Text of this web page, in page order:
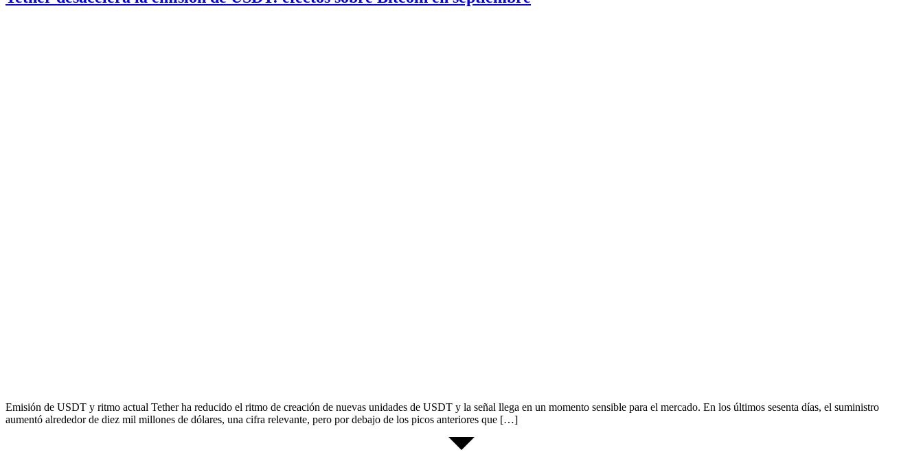
Emisión de USDT y ritmo actual Tether ha reducido el ritmo de creación de nuevas unidades de USDT y la señal llega en un momento sensible para el mercado. En los últimos sesenta días, el suministro
aumentó alrededor de diez mil millones de dólares, una cifra relevante, pero por debajo de los picos anteriores que […]